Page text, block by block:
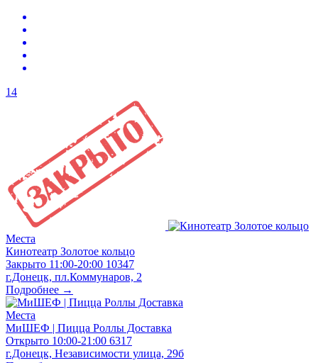
14
Места
Кинотеатр Золотое кольцо
Закрыто 11:00-20:00 10347
г.Донецк, пл.Коммунаров, 2
Подробнее →
Места
МиШЕФ | Пицца Роллы Доставка
Открыто 10:00-21:00 6317
г.Донецк, Независимости улица, 29б